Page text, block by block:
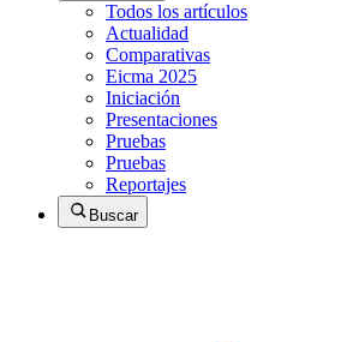
Todos los artículos
Actualidad
Comparativas
Eicma 2025
Iniciación
Presentaciones
Pruebas
Pruebas
Reportajes
Buscar